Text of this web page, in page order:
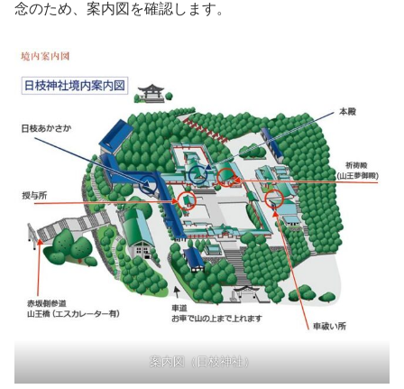
念のため、案内図を確認します。
案内図（日枝神社）